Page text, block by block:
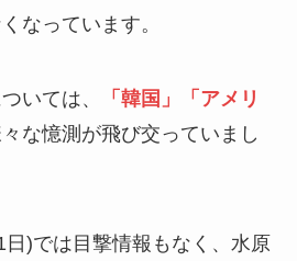
なっています。
いては、
「韓国」「アメリ
な憶測が飛び交っていまし
)では目撃情報もなく、水原